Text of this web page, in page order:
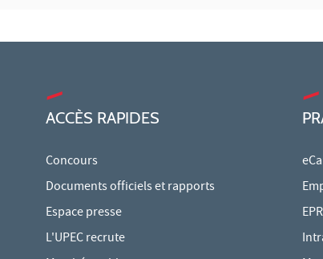
ACCÈS RAPIDES
Concours
Documents officiels et rapports
Espace presse
L'UPEC recrute